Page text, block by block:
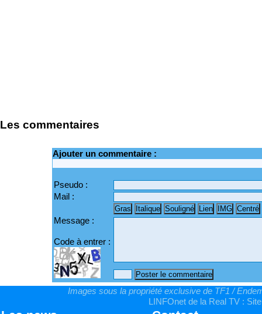
Les commentaires
Ajouter un commentaire :
Pseudo :
Mail :
Message :
Code à entrer :
Images sous la propriété exclusive de TF1 /
LINFOnet de la Real TV :